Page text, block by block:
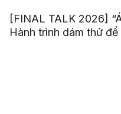
[FINAL TALK 2026]
Hành trình dám thử